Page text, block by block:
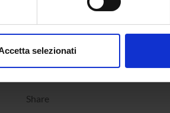
dalla Dichiarazione sui cookie.
selezionati
Share